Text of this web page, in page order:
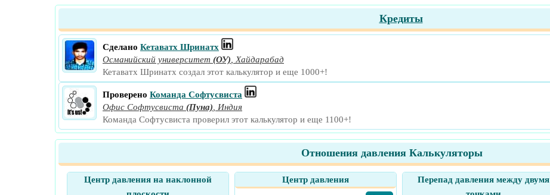
Кредиты
Сделано Кетаватх Шринатх
Османийский университет (ОУ)
Хайдарабад
Кетаватх Шринатх создал этот калькулятор и еще 1000+!
Проверено Команда Софтусвиста
Офис Софтусвиста (Пуна)
Индия
Команда Софтусвиста проверил этот калькулятор и еще 1100+!
Отношения давления Калькуляторы
Центр давления на наклонной
Центр давления
Перепад давления между двумя